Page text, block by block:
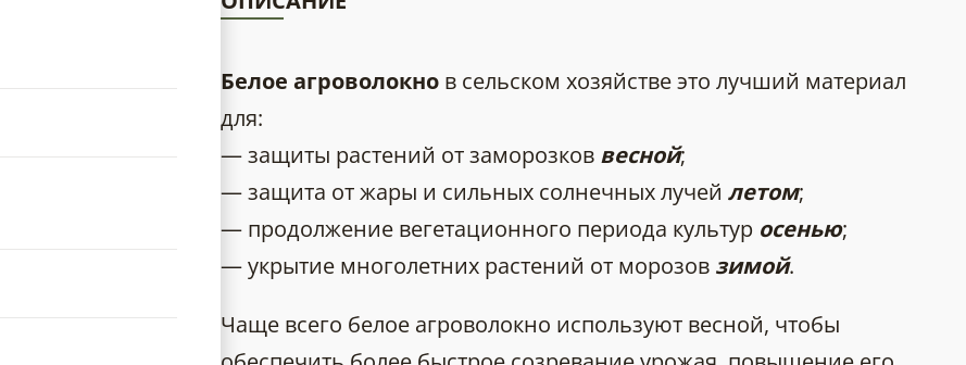
Белое агроволокнов сельском хозяйстве это лучший материал
для:
— защиты растений от заморозков весной;
— защита от жары и сильных солнечных лучей летом;
— продолжение вегетационного периода культур осенью;
— укрытие многолетних растений от морозов зимой.
Чаще всего белое агроволокно используют весной, чтобы